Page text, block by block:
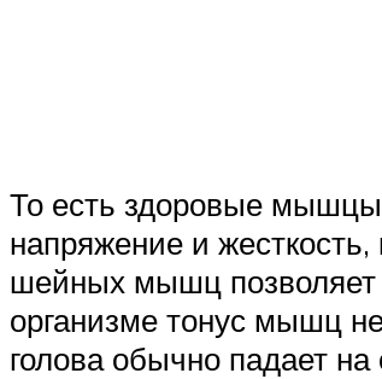
То есть здоровые мышцы
напряжение и
шейных мышц позволяет
организме тонус мышц
голова обычно падает на